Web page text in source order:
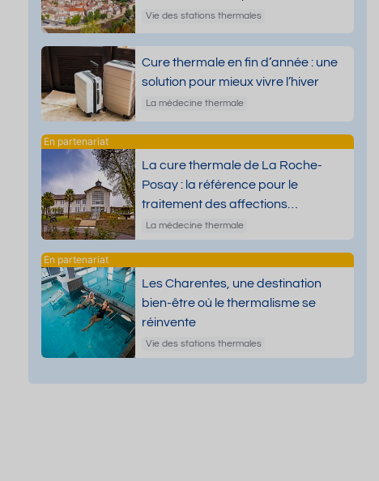
Vie des stations thermales
Cure thermale en fin d’année : une
solution pour mieux vivre l’hiver
La médecine thermale
La cure thermale de La Roche-
Posay : la référence pour le
traitement des affections
dermatologiques
La médecine thermale
Les Charentes, une destination
bien-être où le thermalisme se
réinvente
Vie des stations thermales